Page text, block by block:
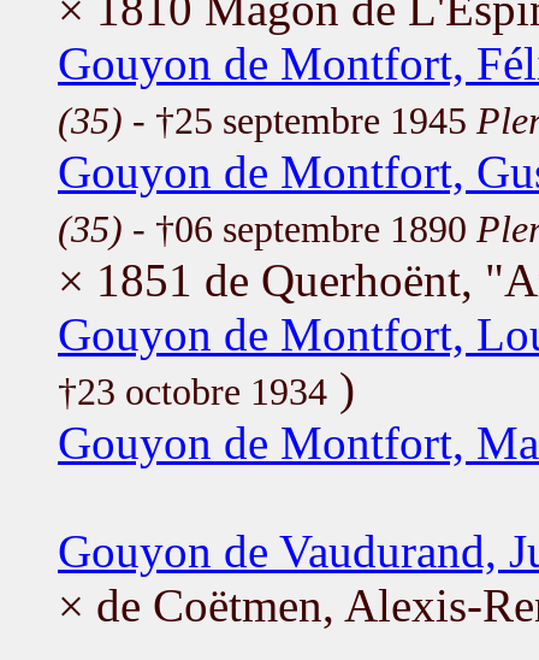
Gouyon de Montfort,
(35) - †25 septembre 1945
Gouyon de Montfort,
(35) - †06 septembre 1890
× 1851 de Querhoënt,
Gouyon de Montfort,
†23 octobre 1934 )
Gouyon de Montfort,
Gouyon de Vaudurand,
× de Coëtmen, Alexis-